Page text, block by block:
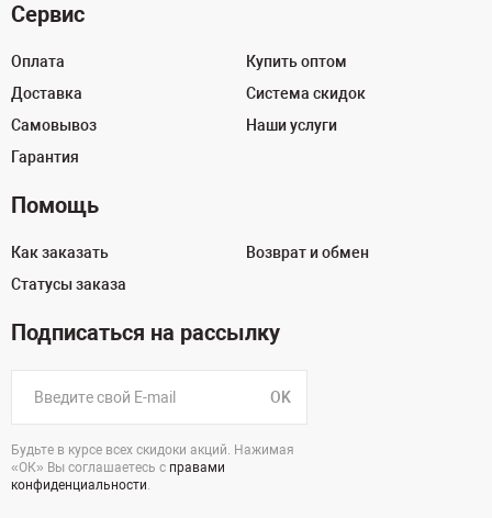
Сервис
Оплата
Доставка
Самовывоз
Гарантия
Купить оптом
Система скидок
Наши услуги
Помощь
Как заказать
Статусы заказа
Возврат и обмен
Подписаться на рассылку
OK
Будьте в курсе всех скидоки акций. Нажимая
«ОК» Вы соглашаетесь с правами
конфиденциальности.